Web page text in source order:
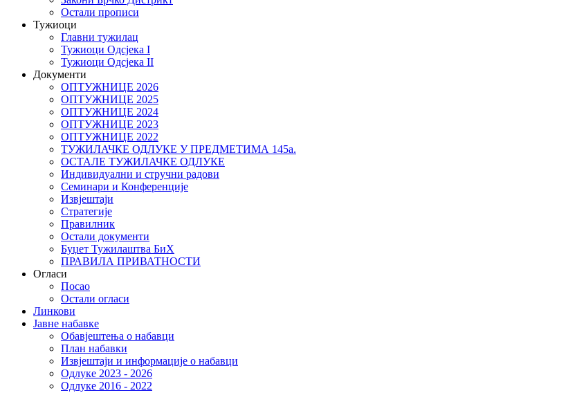
Остали прописи
Тужиоци
Главни тужилац
Тужиоци Oдсјекa I
Тужиоци Oдсјекa II
Документи
ОПТУЖНИЦЕ 2026
ОПТУЖНИЦЕ 2025
ОПТУЖНИЦЕ 2024
ОПТУЖНИЦЕ 2023
ОПТУЖНИЦЕ 2022
ТУЖИЛАЧКЕ ОДЛУКЕ У ПРЕДМЕТИМА 145а.
ОСТАЛЕ ТУЖИЛАЧКЕ ОДЛУКЕ
Индивидуални и стручни радови
Семинари и Конференције
Извјештаји
Стратегије
Правилник
Остали документи
Буџет Тужилаштва БиХ
ПРАВИЛА ПРИВАТНОСТИ
Огласи
Посао
Остали огласи
Линкови
Јавне набавке
Обавјештења о набавци
План набавки
Извјештаји и информације о набавци
Одлуке 2023 - 2026
Одлуке 2016 - 2022